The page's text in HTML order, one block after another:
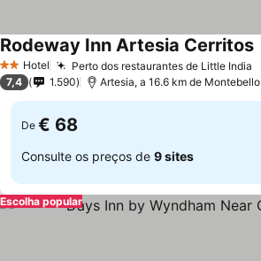
2 Estrelas
Hotel Perto dos restaurantes de Little India
Rodeway Inn Artesia Cerritos
7,4 1.590 Artesia, a 16.6 km de Montebello
De € 68
Consulte os preços de 9 sites
Escolha popular